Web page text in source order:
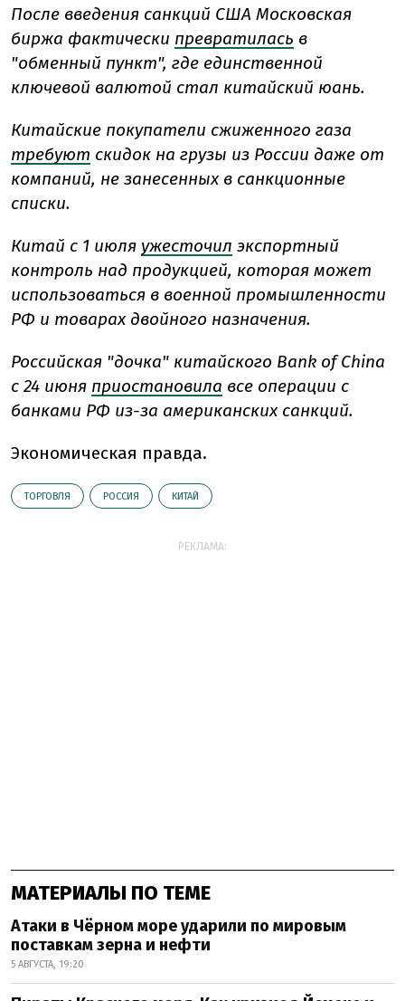
После введения санкций США Московская
биржа фактически превратилась в
"обменный пункт", где единственной
ключевой валютой стал китайский юань.
Китайские покупатели сжиженного газа
требуют скидок на грузы из России даже от
компаний, не занесенных в санкционные
списки.
Китай с 1 июля ужесточил экспортный
контроль над продукцией, которая может
использоваться в военной промышленности
РФ и товарах двойного назначения.
Российская "дочка" китайского Bank of China
с 24 июня приостановила все операции с
банками РФ из-за американских санкций.
Экономическая правда.
ТОРГОВЛЯ РОССИЯ КИТАЙ
РЕКЛАМА:
МАТЕРИАЛЫ ПО ТЕМЕ
Атаки в Чёрном море ударили по мировым
поставкам зерна и нефти
5 АВГУСТА, 19:20